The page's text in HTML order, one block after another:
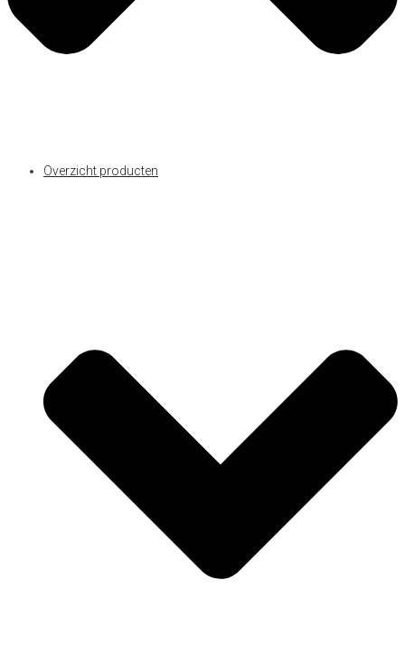
Overzicht producten